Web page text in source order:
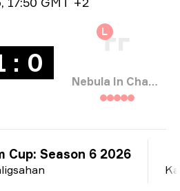
: 0
L
Nebula In Chaox
Cup: Season 6 2026